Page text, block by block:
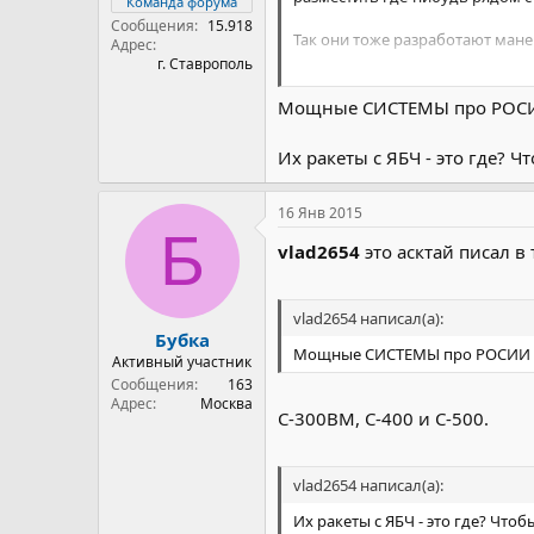
Сообщения
15.918
Адрес
г. Ставрополь
Так они тоже разработают
А с Кубой янки вот улучшают
Мощные СИСТЕМЫ про
Их ракеты с ЯБЧ - это где?
Б
Бубка
Активный участник
Сообщения
163
Адрес
Москва
16 Янв 2015
vlad2654 это асктай писал
vlad2654 написал(а):
Мощные СИСТЕМЫ про РОСИИ -
С-300ВМ, С-400 и С-500.
vlad2654 написал(а):
Их ракеты с ЯБЧ - это где?